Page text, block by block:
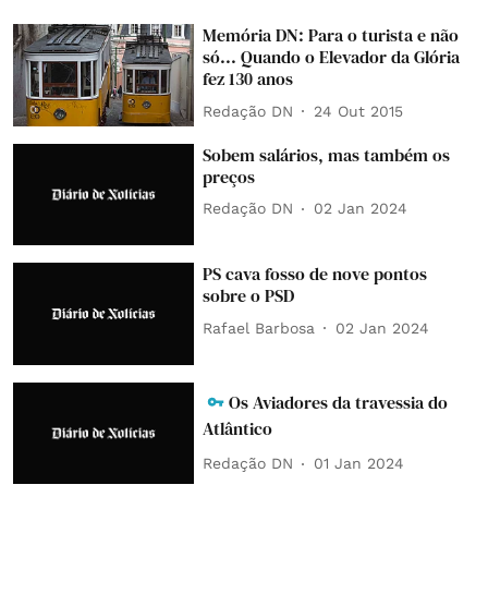
Memória DN: Para o turista e não
só... Quando o Elevador da Glória
fez 130 anos
Redação DN 24 Out 2015
Sobem salários, mas também os
preços
Redação DN 02 Jan 2024
PS cava fosso de nove pontos
sobre o PSD
Rafael Barbosa 02 Jan 2024
Os Aviadores da travessia do
Atlântico
Redação DN 01 Jan 2024